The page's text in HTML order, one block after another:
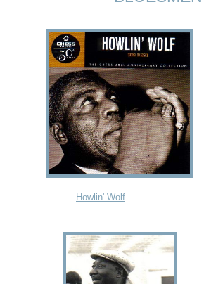
Howlin' Wolf